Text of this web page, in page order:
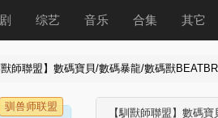
综艺 音乐 合集 其它
獸師聯盟】數碼寶貝/數碼暴龍/數碼獸
驯兽师联盟
【馴獸師聯盟】數碼